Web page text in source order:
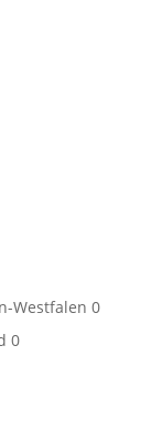
Westfalen 0
0